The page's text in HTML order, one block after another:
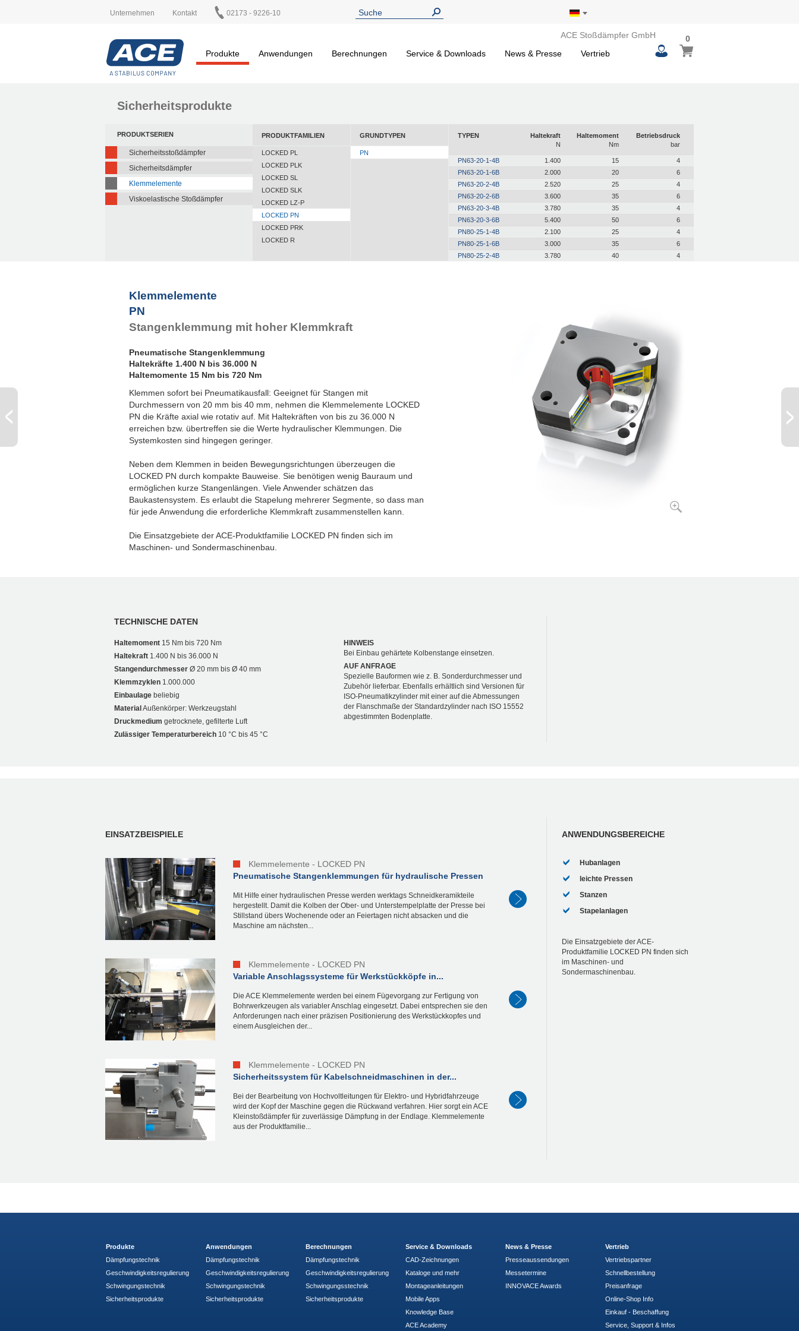
Unternehmen Kontakt 02173 - 9226-10
ACE Stoßdämpfer GmbH
Produkte
Anwendungen Berechnungen Service & Downloads News & Presse Vertrieb
0
Sicherheitsprodukte
PRODUKTSERIEN
Sicherheitsstoßdämpfer
Sicherheitsdämpfer
Klemmelemente
Viskoelastische Stoßdämpfer
PRODUKTFAMILIEN
LOCKED PL
LOCKED PLK
LOCKED SL
LOCKED SLK
LOCKED LZ-P
LOCKED PN
LOCKED PRK
LOCKED R
GRUNDTYPEN
PN
TYPEN
Haltekraft
N
Haltemoment
Nm
Betriebsdruck
bar
PN63-20-1-4B 1.400 15
4
PN63-20-1-6B
2.000 20
6
PN63-20-2-4B
2.520 25
4
PN63-20-2-6B
3.600 35
6
PN63-20-3-4B
3.780 35
4
PN63-20-3-6B
5.400 50
6
PN80-25-1-4B
2.100 25
4
PN80-25-1-6B
3.000 35
6
PN80-25-2-4B
3.780 40
4
18.000
18.900
27.000 540
Klemmelemente
PN
Stangenklemmung mit hoher Klemmkraft
Pneumatische Stangenklemmung
Haltekräfte 1.400 N bis 36.000 N
Haltemomente 15 Nm bis 720 Nm
Klemmen sofort bei Pneumatikausfall: Geeignet für Stangen mit
Durchmessern von 20 mm bis 40 mm, nehmen die Klemmelemente LOCKED
PN die Kräfte axial wie rotativ auf. Mit Haltekräften von bis zu 36.000 N
erreichen bzw. übertreffen sie die Werte hydraulischer Klemmungen. Die
Systemkosten sind hingegen geringer.
Neben dem Klemmen in beiden Bewegungsrichtungen überzeugen die
LOCKED PN durch kompakte Bauweise. Sie benötigen wenig Bauraum und
ermöglichen kurze Stangenlängen. Viele Anwender schätzen das
Baukastensystem. Es erlaubt die Stapelung mehrerer Segmente, so dass man
für jede Anwendung die erforderliche Klemmkraft zusammenstellen kann.
Die Einsatzgebiete der ACE-Produktfamilie LOCKED PN finden sich im
Maschinen- und Sondermaschinenbau.
TECHNISCHE DATEN
Haltemoment 15 Nm bis 720 Nm
Haltekraft 1.400 N bis 36.000 N
Stangendurchmesser Ø 20 mm bis Ø 40 mm
Klemmzyklen 1.000.000
Einbaulage beliebig
Material Außenkörper: Werkzeugstahl
Druckmedium getrocknete, gefilterte Luft
Zulässiger Temperaturbereich 10 °C bis 45 °C
HINWEIS
Bei Einbau gehärtete Kolbenstange einsetzen.
AUF ANFRAGE
Spezielle Bauformen wie z. B. Sonderdurchmesser und
Zubehör lieferbar. Ebenfalls erhältlich sind Versionen für
ISO-Pneumatikzylinder mit einer auf die Abmessungen
der Flanschmaße der Standardzylinder nach ISO 15552
abgestimmten Bodenplatte.
EINSATZBEISPIELE
Klemmelemente - LOCKED PN
Pneumatische Stangenklemmungen für hydraulische Pressen
Mit Hilfe einer hydraulischen Presse werden werktags Schneidkeramikteile
hergestellt. Damit die Kolben der Ober- und Unterstempelplatte der Presse bei
Stillstand übers Wochenende oder an Feiertagen nicht absacken und die
Maschine am nächsten...
Klemmelemente - LOCKED PN
Variable Anschlagssysteme für Werkstückköpfe in...
Die ACE Klemmelemente werden bei einem Fügevorgang zur Fertigung von
Bohrwerkzeugen als variabler Anschlag eingesetzt. Dabei entsprechen sie den
Anforderungen nach einer präzisen Positionierung des Werkstückkopfes und
einem Ausgleichen der...
Klemmelemente - LOCKED PN
Sicherheitssystem für Kabelschneidmaschinen in der...
Bei der Bearbeitung von Hochvoltleitungen für Elektro- und Hybridfahrzeuge
wird der Kopf der Maschine gegen die Rückwand verfahren. Hier sorgt ein ACE
Kleinstoßdämpfer für zuverlässige Dämpfung in der Endlage. Klemmelemente
aus der Produktfamilie...
ANWENDUNGSBEREICHE
Hubanlagen
leichte Pressen
Stanzen
Stapelanlagen
Die Einsatzgebiete der ACE-
Produktfamilie LOCKED PN finden sich
im Maschinen- und
Sondermaschinenbau.
Produkte
Dämpfungstechnik
Geschwindigkeitsregulierung
Schwingungstechnik
Sicherheitsprodukte
Anwendungen
Dämpfungstechnik
Geschwindigkeitsregulierung
Schwingungstechnik
Sicherheitsprodukte
Berechnungen
Dämpfungstechnik
Geschwindigkeitsregulierung
Schwingungsstechnik
Sicherheitsprodukte
Service & Downloads
CAD-Zeichnungen
Kataloge und mehr
Montageanleitungen
Mobile Apps
Knowledge Base
ACE Academy
News & Presse
Presseaussendungen
Messetermine
INNOVACE Awards
Vertrieb
Vertriebspartner
Schnellbestellung
Preisanfrage
Online-Shop Info
Einkauf - Beschaffung
Service, Support & Infos